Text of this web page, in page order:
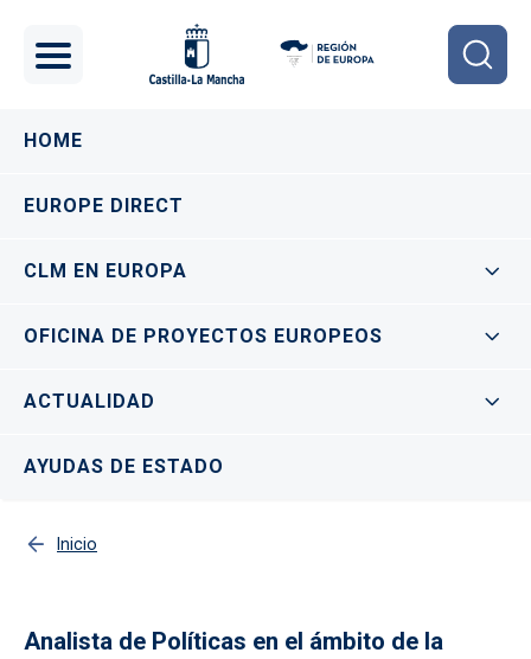
Navegación principal
HOME
EUROPE DIRECT
CLM EN EUROPA
OFICINA DE PROYECTOS EUROPEOS
ACTUALIDAD
AYUDAS DE ESTADO
Inicio
Analista de Políticas en el ámbito de la